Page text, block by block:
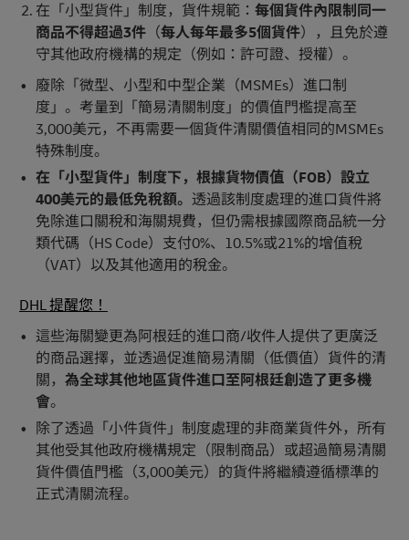
在「小型貨件」制度，貨件規範： 每個貨件內限制同一
商品不得超過3件（每人每年最多5個貨件），且免於遵
守其他政府機構的規定（例如：許可證、授權）。
廢除「微型、小型和中型企業（MSMEs）進口制
度」。考量到「簡易清關制度」的價值門檻提高至
3,000美元，不再需要一個貨件清關價值相同的MSMEs
特殊制度。
在「小型貨件」制度下，根據貨物價值（FOB）設立
400美元的最低免稅額。 透過該制度處理的進口貨件將
免除進口關稅和海關規費，但仍需根據國際商品統一分
類代碼（HS Code）支付0%、10.5%或21%的增值稅
（VAT）以及其他適用的稅金。
DHL 提醒您！
這些海關變更為阿根廷的進口商/收件人提供了更廣泛
的商品選擇，並透過促進簡易清關（低價值）貨件的清
關， 為全球其他地區貨件進口至阿根廷創造了更多機
會。
除了透過「小件貨件」制度處理的非商業貨件外，所有
其他受其他政府機構規定（限制商品）或超過簡易清關
貨件價值門檻（3,000美元）的貨件將繼續遵循標準的
正式清關流程。